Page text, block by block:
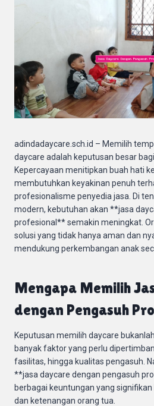
adindadaycare.sch.id – Memilih
daycare adalah keputusan besar
Kepercayaan menitipkan buah hati
membutuhkan keyakinan penuh
profesionalisme penyedia jasa. Di
modern, kebutuhan akan **jasa
profesional** semakin meningkat.
solusi yang tidak hanya aman dan
mendukung perkembangan anak
Mengapa Memilih
dengan Pengasuh
Keputusan memilih daycare
banyak faktor yang perlu
fasilitas, hingga kualitas pengasuh.
**jasa daycare dengan pengasuh
berbagai keuntungan yang
dan ketenangan orang tua.